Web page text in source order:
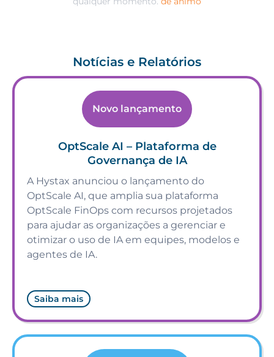
Notícias e Relatórios
Novo lançamento
OptScale AI – Plataforma de
Governança de IA
A Hystax anunciou o lançamento do
OptScale AI, que amplia sua plataforma
OptScale FinOps com recursos projetados
para ajudar as organizações a gerenciar e
otimizar o uso de IA em equipes, modelos e
agentes de IA.
Saiba mais